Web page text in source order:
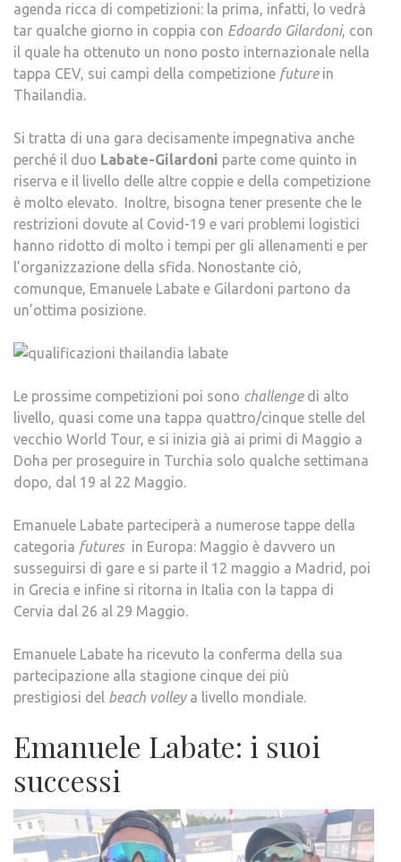
agenda ricca di competizioni: la prima, infatti, lo vedrà
tar qualche giorno in coppia con Edoardo Gilardoni, con
il quale ha ottenuto un nono posto internazionale nella
tappa CEV, sui campi della competizione futurein
Thailandia.
Si tratta di una gara decisamente impegnativa anche
perché il duo Labate-Gilardoni parte come quinto in
riserva e il livello delle altre coppie e della competizione
è molto elevato. Inoltre, bisogna tener presente che le
restrizioni dovute al Covid-19 e vari problemi logistici
hanno ridotto di molto i tempi per gli allenamenti e per
l’organizzazione della sfida. Nonostante ciò,
comunque, Emanuele Labate e Gilardoni partono da
un’ottima posizione.
Le prossime competizioni poi sono challengedi alto
livello, quasi come una tappa quattro/cinque stelle del
vecchio World Tour, e si inizia già ai primi di Maggio a
Doha per proseguire in Turchia solo qualche settimana
dopo, dal 19 al 22 Maggio.
Emanuele Labate parteciperà a numerose tappe della
categoria futuresin Europa: Maggio è davvero un
susseguirsi di gare e si parte il 12 maggio a Madrid, poi
in Grecia e infine si ritorna in Italia con la tappa di
Cervia dal 26 al 29 Maggio.
Emanuele Labate ha ricevuto la conferma della sua
partecipazione alla stagione cinque dei più
prestigiosi del beach volleya livello mondiale.
Emanuele Labate: i suoi
successi